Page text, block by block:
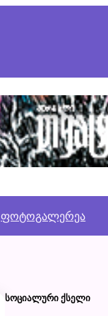
ფოტოგალერეა
ᲡᲝᲪᲘᲐᲚᲣᲠᲘ ᲥᲡᲔᲚᲘ